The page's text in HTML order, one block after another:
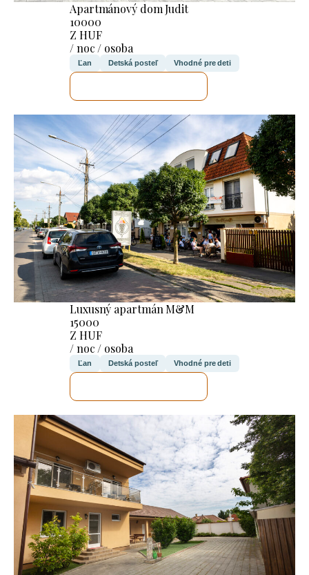
Apartmánový dom Judit
10000
Z HUF
/ noc / osoba
Ľan Detská posteľ Vhodné pre deti
Luxusný apartmán M&M
15000
Z HUF
/ noc / osoba
Ľan Detská posteľ Vhodné pre deti